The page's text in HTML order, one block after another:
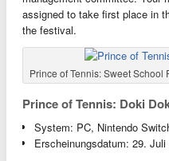
assigned to take first place in
the festival.
Prince of Tennis: Sweet School
Prince of Tennis: Doki
System: PC, Nintendo
Erscheinungsdatum: 29. Juli